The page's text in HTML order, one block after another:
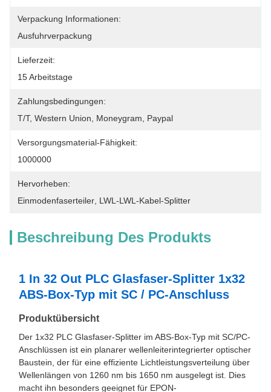
Verpackung Informationen:
Ausfuhrverpackung
Lieferzeit:
15 Arbeitstage
Zahlungsbedingungen:
T/T, Western Union, Moneygram, Paypal
Versorgungsmaterial-Fähigkeit:
1000000
Hervorheben:
Einmodenfaserteiler LWL-LWL-Kabel-Splitter
Beschreibung Des Produkts
1 In 32 Out PLC Glasfaser-Splitter 1x32
ABS-Box-Typ mit SC / PC-Anschluss
Produktübersicht
Der 1x32 PLC Glasfaser-Splitter im ABS-Box-Typ mit SC/PC-
Anschlüssen ist ein planarer wellenleiterintegrierter optischer
Baustein, der für eine effiziente Lichtleistungsverteilung über
Wellenlängen von 1260 nm bis 1650 nm ausgelegt ist. Dies
macht ihn besonders geeignet für EPON-